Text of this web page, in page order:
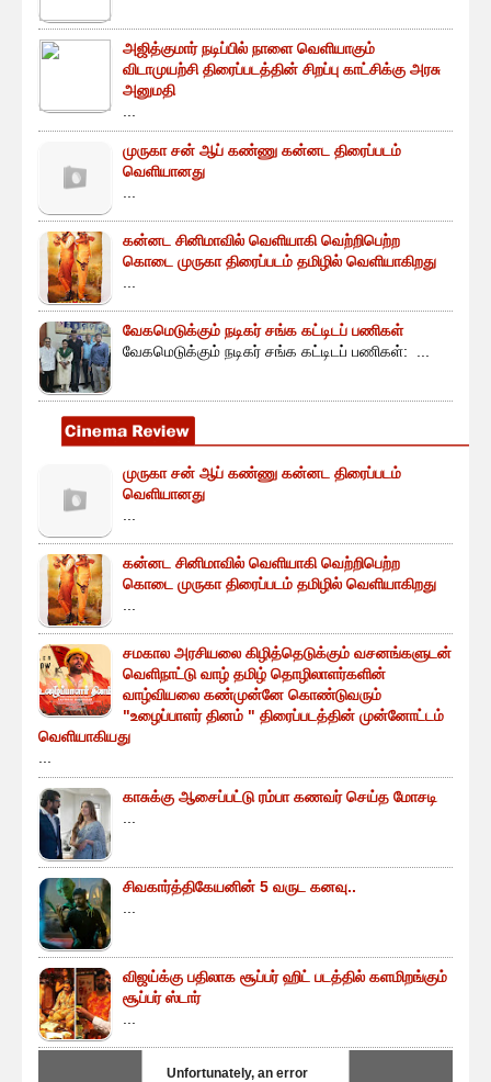
அஜித்குமார் நடிப்பில் நாளை வெளியாகும்
விடாமுயற்சி திரைப்படத்தின் சிறப்பு காட்சிக்கு அரசு
அனுமதி
முருகா சன் ஆப் கண்ணு கன்னட திரைப்படம்
வெளியானது
கன்னட சினிமாவில் வெளியாகி வெற்றிபெற்ற
கொடை முருகா திரைப்படம் தமிழில் வெளியாகிறது
வேகமெடுக்கும் நடிகர் சங்க கட்டிடப் பணிகள்
வேகமெடுக்கும் நடிகர் சங்க கட்டிடப் பணிகள்: ...
முருகா சன் ஆப் கண்ணு கன்னட திரைப்படம்
வெளியானது
கன்னட சினிமாவில் வெளியாகி வெற்றிபெற்ற
கொடை முருகா திரைப்படம் தமிழில் வெளியாகிறது
சமகால அரசியலை கிழித்தெடுக்கும் வசனங்களுடன்
வெளிநாட்டு வாழ் தமிழ் தொழிலாளர்களின்
வாழ்வியலை கண்முன்னே கொண்டுவரும்
"உழைப்பாளர் தினம் " திரைப்படத்தின் முன்னோட்டம்
வெளியாகியது
காசுக்கு ஆசைப்பட்டு ரம்பா கணவர் செய்த மோசடி
சிவகார்த்திகேயனின் 5 வருட கனவு..
விஜய்க்கு பதிலாக சூப்பர் ஹிட் படத்தில் களமிறங்கும்
சூப்பர் ஸ்டார்
Unfortunately, an error